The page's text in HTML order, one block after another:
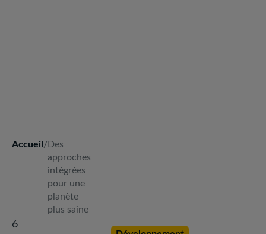
Fil
d'Ariane
Accueil /Des
approches
intégrées
pour une
planète
plus saine
6